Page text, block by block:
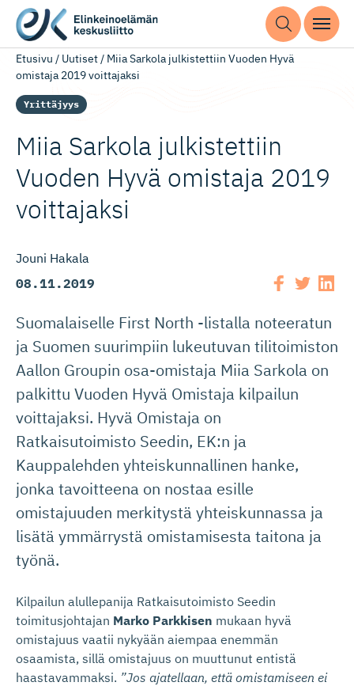
Etusivu / Uutiset/ Miia Sarkola julkistettiin Vuoden Hyvä
omistaja 2019 voittajaksi
Yrittäjyys
Miia Sarkola julkistettiin
Vuoden Hyvä omistaja 2019
voittajaksi
Jouni Hakala
08.11.2019
Suomalaiselle First North -listalla noteeratun
ja Suomen suurimpiin lukeutuvan tilitoimiston
Aallon Groupin osa-omistaja Miia Sarkola on
palkittu Vuoden Hyvä Omistaja kilpailun
voittajaksi. Hyvä Omistaja on
Ratkaisutoimisto Seedin, EK:n ja
Kauppalehden yhteiskunnallinen hanke,
jonka tavoitteena on nostaa esille
omistajuuden merkitystä yhteiskunnassa ja
lisätä ymmärrystä omistamisesta taitona ja
työnä.
Kilpailun alullepanija Ratkaisutoimisto Seedin
toimitusjohtajan Marko Parkkisen mukaan hyvä
omistajuus vaatii nykyään aiempaa enemmän
osaamista, sillä omistajuus on muuttunut entistä
haastavammaksi. ”Jos ajatellaan, että omistamiseen ei